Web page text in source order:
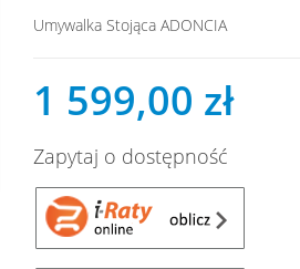
Umywalka Stojąca ADONCIA
1 599,00 zł
Zapytaj o dostępność